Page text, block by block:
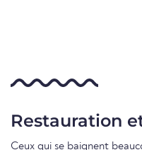
Restauration
Ceux qui se baignent